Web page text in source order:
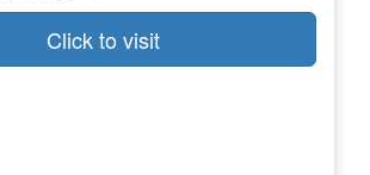
Click to visit